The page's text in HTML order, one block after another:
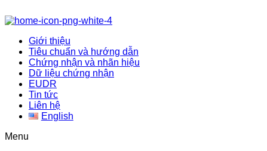
Giới thiệu
Tiêu chuẩn và hướng dẫn
Chứng nhận và nhãn hiệu
Dữ liệu chứng nhận
EUDR
Tin tức
Liên hệ
English
Menu